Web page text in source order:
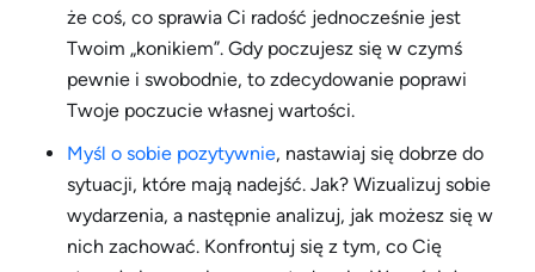
że coś, co sprawia Ci radość jednocześnie jest
Twoim „konikiem”. Gdy poczujesz się w czymś
pewnie i swobodnie, to zdecydowanie poprawi
Twoje poczucie własnej wartości.
Myśl o sobie pozytywnie, nastawiaj się dobrze do
sytuacji, które mają nadejść. Jak? Wizualizuj sobie
wydarzenia, a następnie analizuj, jak możesz się w
nich zachować. Konfrontuj się z tym, co Cię